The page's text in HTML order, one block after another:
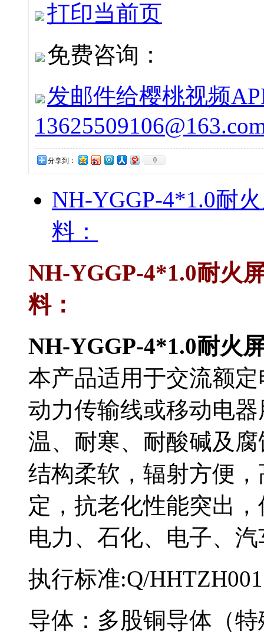
打印当前页
免费咨询：
发邮件给樱桃视频APP
分享到： 0
NH-YGGP-4*1.0耐
料：
NH-YGGP-4*1.0耐火
料：
NH-YGGP-4*1.0耐火
本产品适用于交流额
动力传输线或移动电器
温、耐寒、耐酸碱及
结构柔软，辐射方便
定，抗老化性能突出
电力、石化、电子、
执行标准:Q/
导体：多股铜导体（